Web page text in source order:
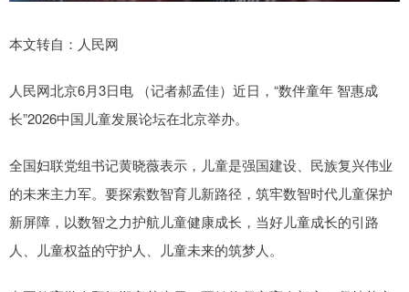
本文转自：人民网
人民网北京6月3日电 （记者郝孟佳）近日，“数伴童年 智惠成
长”2026中国儿童发展论坛在北京举办。
全国妇联党组书记黄晓薇表示，儿童是强国建设、民族复兴伟业
的未来主力军。要探索数智育儿新路径，筑牢数智时代儿童保护
新屏障，以数智之力护航儿童健康成长，当好儿童成长的引路
人、儿童权益的守护人、儿童未来的筑梦人。